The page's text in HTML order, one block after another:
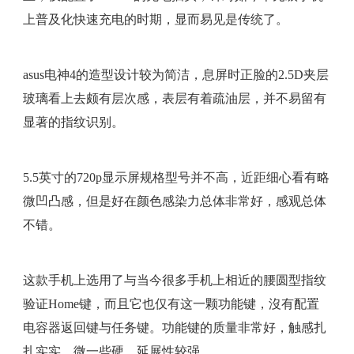
上普及化快速充电的时期，显而易见是传统了。
asus电神4的造型设计较为简洁，息屏时正脸的2.5D夹层
玻璃看上去颇有层次感，表层有着疏油层，并不易留有
显著的指纹识别。
5.5英寸的720p显示屏规格型号并不高，近距细心看有略
微凹凸感，但是好在颜色感染力总体非常好，感观总体
不错。
这款手机上选用了与当今很多手机上相近的腰圆型指纹
验证Home键，而且它也仅有这一颗功能键，沒有配置
电容器返回键与任务键。功能键的质量非常好，触感扎
扎实实，微一些硬，延展性较强。